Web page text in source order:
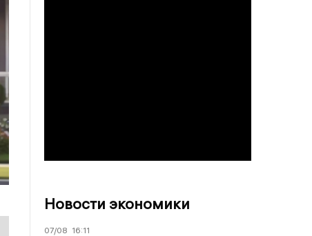
Новости экономики
07/08 16:11